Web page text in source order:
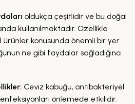
oldukça çeşitlidir ve bu doğal
kullanılmaktadır. Özellikle
konusunda önemli bir yer
ne gibi faydalar sağladığına
Ceviz kabuğu, antibakteriyel
önlemede etkilidir.